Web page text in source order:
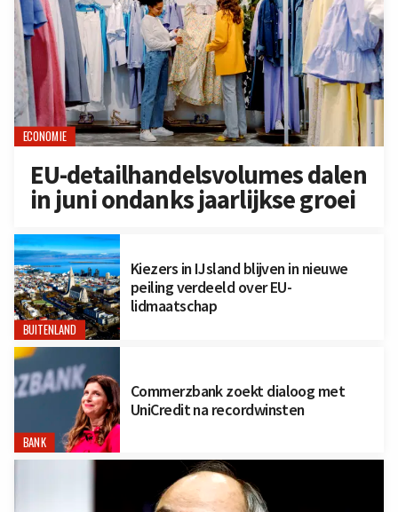
ECONOMIE
EU-detailhandelsvolumes dalen
in juni ondanks jaarlijkse groei
BUITENLAND
Kiezers in IJsland blijven in nieuwe
peiling verdeeld over EU-
lidmaatschap
BANK
Commerzbank zoekt dialoog met
UniCredit na recordwinsten